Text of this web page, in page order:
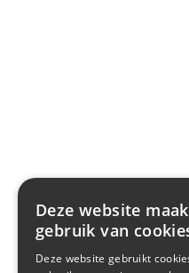
Deze website
gebruik van
Deze website gebruikt